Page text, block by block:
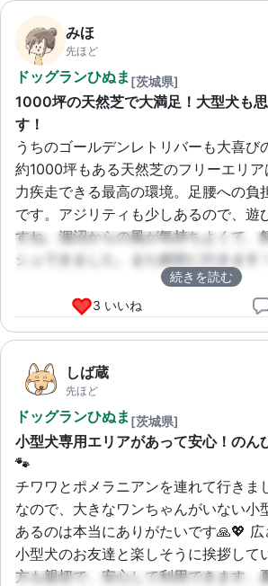
みほ
先ほど
ドッグランひぬま [茨城県]
1000坪の天然芝で大満足！大型犬も
す！
うちのゴールデンレトリバーも大喜び
約1000坪もある天然芝のフリーエリ
力疾走できる最高の環境。足腰への負
です。アジリティも少しあるので、遊
すね。涸沼からの風が気持ちよくて、
シュできました。また絶対に行きます！
続きを読む
3 いいね
しば蔵
先ほど
ドッグランひぬま [茨城県]
小型犬専用エリアがあって安心！のん
🐾
チワワとポメラニアンを連れて行きま
なので、大きなワンちゃんがいない小
あるのは本当にありがたいです🙏💖
小型犬のお友達と楽しそうに挨拶して
方も親切で、安心して利用できます。